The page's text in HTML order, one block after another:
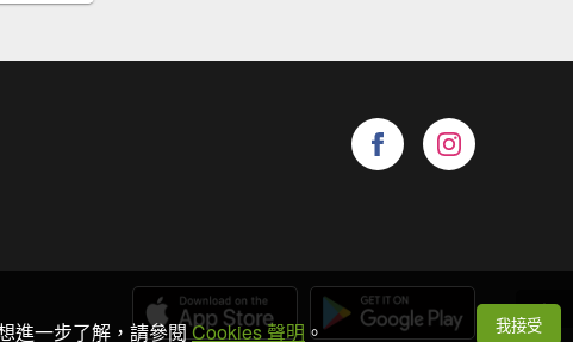
進一步了解，請參閱Cookies 聲明 。 我接受